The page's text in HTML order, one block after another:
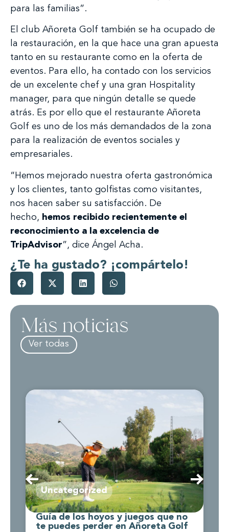
para las familias”.
El club Añoreta Golf también se ha ocupado de
la restauración, en la que hace una gran apuesta
tanto en su restaurante como en la oferta de
eventos. Para ello, ha contado con los servicios
de un excelente chef y una gran Hospitality
manager, para que ningún detalle se quede
atrás. Es por ello que el restaurante Añoreta
Golf es uno de los más demandados de la zona
para la realización de eventos sociales y
empresariales.
“Hemos mejorado nuestra oferta gastronómica
y los clientes, tanto golfistas como visitantes,
nos hacen saber su satisfacción. De
hecho, hemos recibido recientemente el
reconocimiento a la excelencia de
TripAdvisor”, dice Ángel Acha.
¿Te ha gustado? ¡compártelo!
Más noticias
Ver todas
Uncategorized
Guía de los hoyos y juegos que no
te puedes perder en Añoreta Golf